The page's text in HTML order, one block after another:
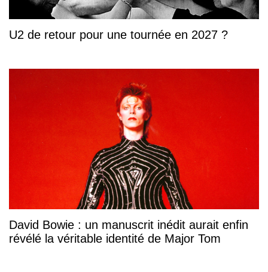
U2 de retour pour une tournée en 2027 ?
David Bowie : un manuscrit inédit aurait enfin
révélé la véritable identité de Major Tom